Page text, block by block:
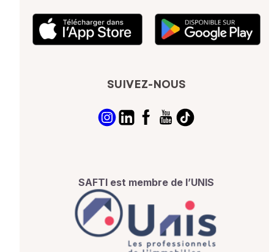
SUIVEZ-NOUS
SAFTI est membre de l’UNIS